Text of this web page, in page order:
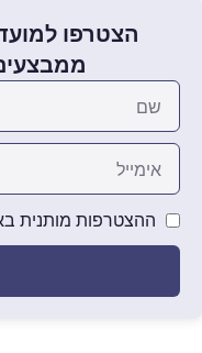
הצטרפו
ההצטרפות מותנית